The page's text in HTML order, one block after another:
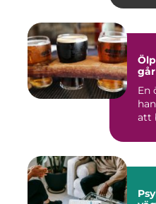
En
att